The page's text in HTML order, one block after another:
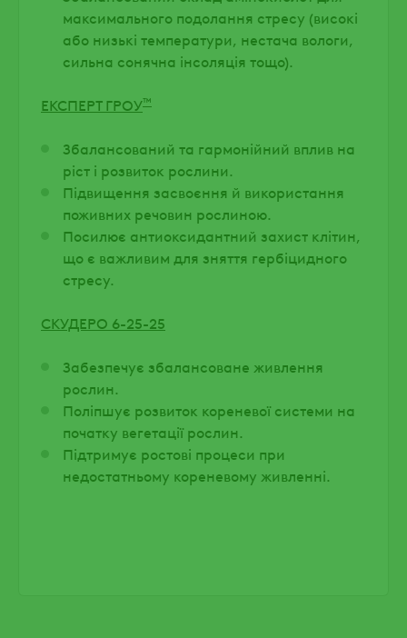
максимального подолання стресу (високі
або низькі температури, нестача вологи,
сильна сонячна інсоляція тощо).
ЕКСПЕРТ ГРОУ™
Збалансований та гармонійний вплив на
ріст і розвиток рослини.
Підвищення засвоєння й використання
поживних речовин рослиною.
Посилює антиоксидантний захист клітин,
що є важливим для зняття гербіцидного
стресу.
СКУДЕРО 6-25-25
Забезпечує збалансоване живлення
рослин.
Поліпшує розвиток кореневої системи на
початку вегетації рослин.
Підтримує ростові процеси при
недостатньому кореневому живленні.